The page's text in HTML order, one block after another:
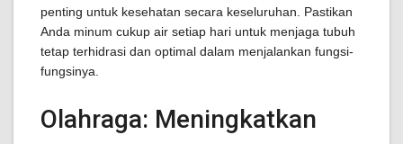
penting untuk kesehatan secara keseluruhan. Pastikan
Anda minum cukup air setiap hari untuk menjaga tubuh
tetap terhidrasi dan optimal dalam menjalankan fungsi-
fungsinya.
Olahraga: Meningkatkan